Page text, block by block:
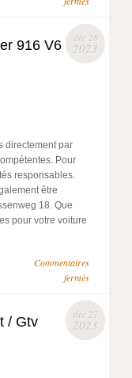
déc 28
2023
916 V6
directement par
Pour
responsables.
être
18. Que
pour votre voiture
Commentaires
fermés
déc 27
2023
/ Gtv